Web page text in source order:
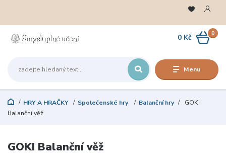
Menu
0
0 Kč
HRY A HRAČKY Společenské hry Balanční hry
GOKI
Balanční věž
GOKI Balanční věž